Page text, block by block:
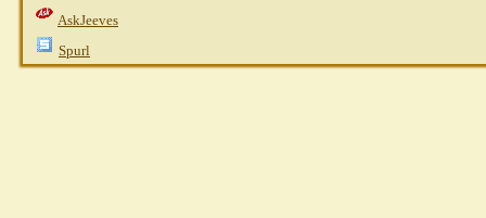
AskJeeves
Spurl